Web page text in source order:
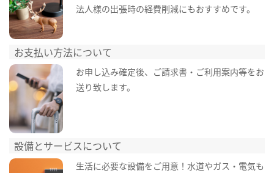
法人様の出張時の経費削減にもおすすめです。
お支払い方法について
お申し込み確定後、ご請求書・ご利用案内等をお
送り致します。
設備とサービスについて
生活に必要な設備をご用意！水道やガス・電気も